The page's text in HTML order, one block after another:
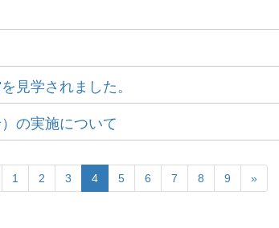
見学されました。
の実施について
1 2 3 4 5 6 7 8 9 »